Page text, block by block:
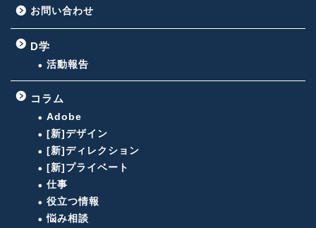
お問い合わせ
D学
活動報告
コラム
Adobe
[新]デザイン
[新]ディレクション
[新]プライベート
仕事
役立つ情報
悩み相談